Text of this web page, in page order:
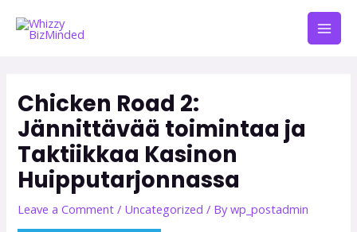
Main
Chicken Road 2:
Jännittävää toimintaa ja
Taktiikkaa Kasinon
Huipputarjonnassa
Leave a Comment / Uncategorized / Bywp_postadmin